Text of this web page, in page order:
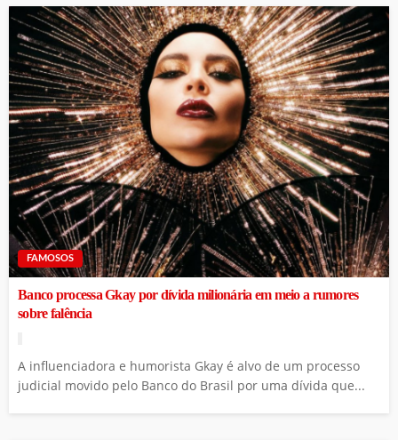
FAMOSOS
Banco processa Gkay por dívida milionária em meio a rumores
sobre falência
A influenciadora e humorista Gkay é alvo de um processo
judicial movido pelo Banco do Brasil por uma dívida que...